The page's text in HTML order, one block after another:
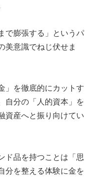
で膨張する」というパ
美意識でねじ伏せま
」を徹底的にカットす
自分の「人的資本」を
資産へと振り向けてい
ド品を持つことは「思
分を整える体験に金を